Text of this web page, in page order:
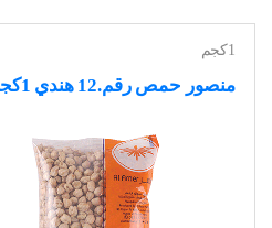
1كجم
منصور حمص رقم.12 هندي 1كجم